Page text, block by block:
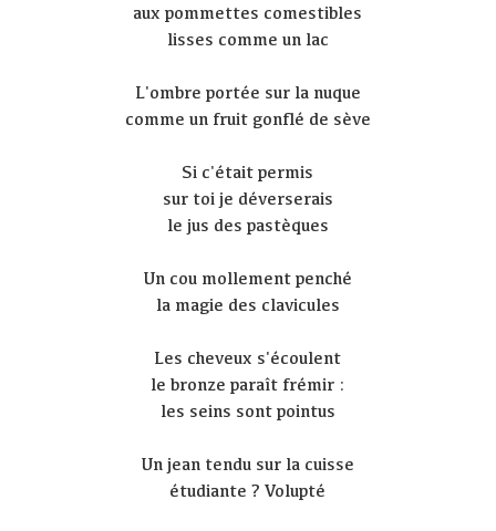
aux pommettes comestibles
lisses comme un lac
L'ombre portée sur la nuque
comme un fruit gonflé de sève
Si c'était permis
sur toi je déverserais
le jus des pastèques
Un cou mollement penché
la magie des clavicules
Les cheveux s'écoulent
le bronze paraît frémir :
les seins sont pointus
Un jean tendu sur la cuisse
étudiante ? Volupté